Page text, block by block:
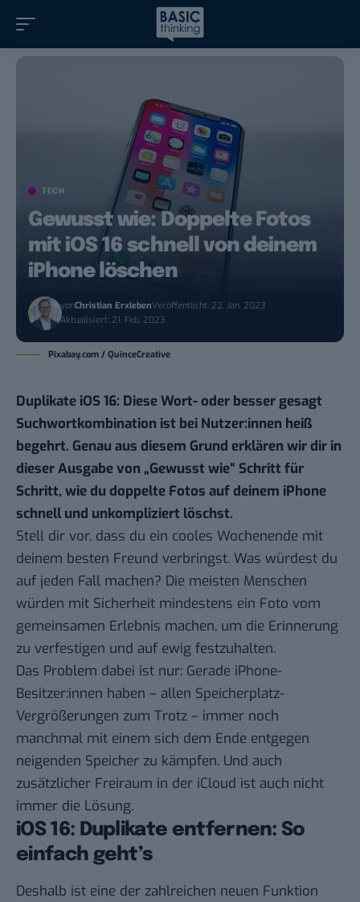
TECH
Gewusst wie: Doppelte Fotos
mit iOS 16 schnell von deinem
iPhone löschen
vonChristian ErxlebenVeröffentlicht: 22. Jan. 2023
Aktualisiert: 21. Feb. 2023
Pixabay.com / QuinceCreative
Duplikate iOS 16: Diese Wort- oder besser gesagt
Suchwortkombination ist bei Nutzer:innen heiß
begehrt. Genau aus diesem Grund erklären wir dir in
dieser Ausgabe von „Gewusst wie“ Schritt für
Schritt, wie du doppelte Fotos auf deinem iPhone
schnell und unkompliziert löschst.
Stell dir vor, dass du ein cooles Wochenende mit
deinem besten Freund verbringst. Was würdest du
auf jeden Fall machen? Die meisten Menschen
würden mit Sicherheit mindestens ein Foto vom
gemeinsamen Erlebnis machen, um die Erinnerung
zu verfestigen und auf ewig festzuhalten.
Das Problem dabei ist nur: Gerade iPhone-
Besitzer:innen haben – allen Speicherplatz-
Vergrößerungen zum Trotz – immer noch
manchmal mit einem sich dem Ende entgegen
neigenden Speicher zu kämpfen. Und auch
zusätzlicher Freiraum in der iCloud ist auch nicht
immer die Lösung.
iOS 16: Duplikate entfernen: So
einfach geht’s
Deshalb ist eine der zahlreichen neuen Funktion